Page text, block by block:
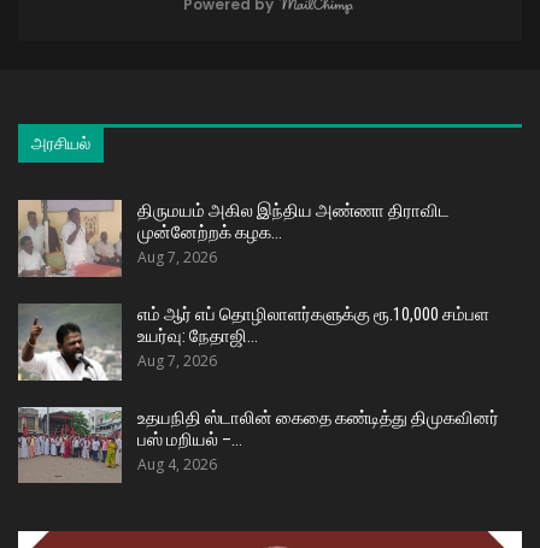
அரசியல்
திருமயம் அகில இந்திய அண்ணா திராவிட
முன்னேற்றக் கழக…
Aug 7, 2026
எம் ஆர் எப் தொழிலாளர்களுக்கு ரூ.10,000 சம்பள
உயர்வு: நேதாஜி…
Aug 7, 2026
உதயநிதி ஸ்டாலின் கைதை கண்டித்து திமுகவினர்
பஸ் மறியல் –…
Aug 4, 2026